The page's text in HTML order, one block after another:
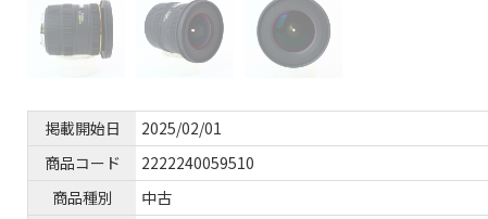
掲載開始日
2025/02/01
商品コード
2222240059510
商品種別
中古